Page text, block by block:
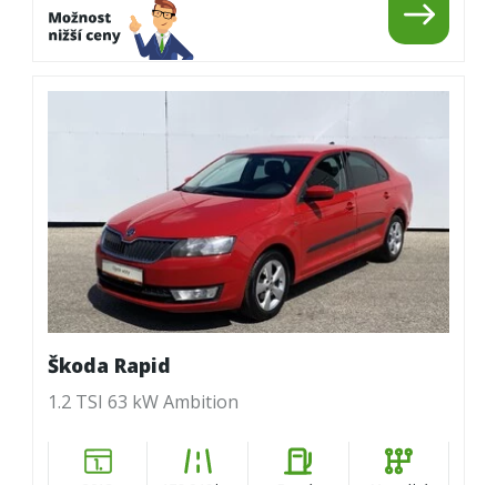
Škoda Rapid
1.2 TSI 63 kW Ambition